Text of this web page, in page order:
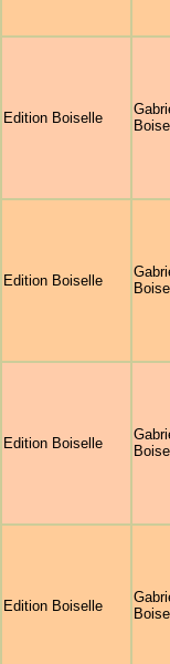
Edition Boiselle
Edition Boiselle
Edition Boiselle
Edition Boiselle